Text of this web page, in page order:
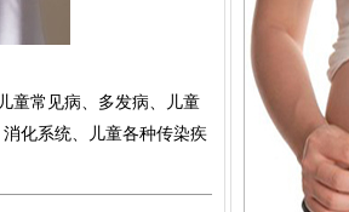
童常见病、多发病、儿童
化系统、儿童各种传染疾